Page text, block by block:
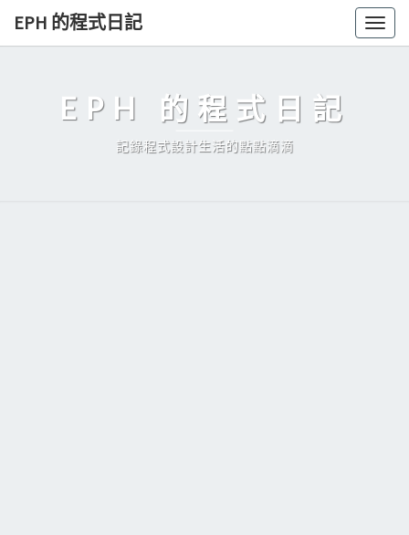
Skip
EPH 的程式日記
EPH 的程式日記
記錄程式設計生活的點點滴滴